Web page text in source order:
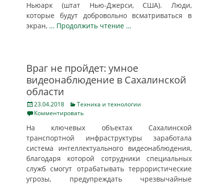
Ньюарк (штат Нью-Джерси, США). Люди,
которые будут добровольно всматриваться в
экран, … Продолжить чтение …
Враг не пройдет: умное
видеонаблюдение в Сахалинской
области
Posted
on
23.04.2018 Categories
Техника и технологии
Комментировать
На ключевых объектах Сахалинской
транспортной инфраструктуры заработала
система интеллектуального видеонаблюдения,
благодаря которой сотрудники специальных
служб смогут отрабатывать террористические
угрозы, предупреждать чрезвычайные